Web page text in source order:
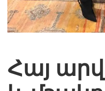
Հայ